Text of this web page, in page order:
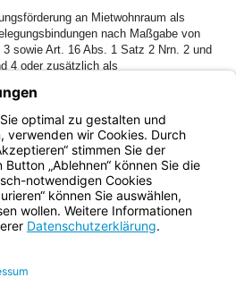
an Mietwohnraum als
nach Maßgabe von
sowie Art. 16 Abs. 1 Satz 2 Nrn. 2 und
4 oder zusätzlich als
5, an Eigenwohnraum als
nach Maßgabe des Art. 16 Abs.